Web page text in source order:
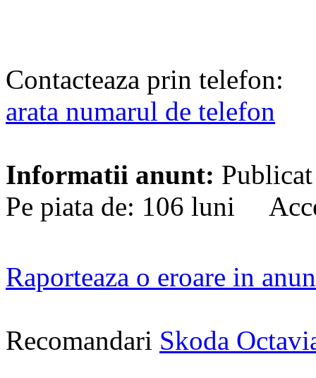
Contacteaza prin telefon:
arata numarul de telefon
Informatii anunt:
Pe piata de: 106 luni
Raporteaza o eroare in
Recomandari Skoda